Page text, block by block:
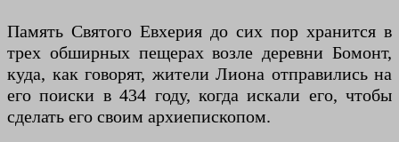
Память Святого Евхерия до сих пор хранится в
трех обширных пещерах возле деревни Бомонт,
куда, как говорят, жители Лиона отправились на
его поиски в 434 году, когда искали его, чтобы
сделать его своим архиепископом.